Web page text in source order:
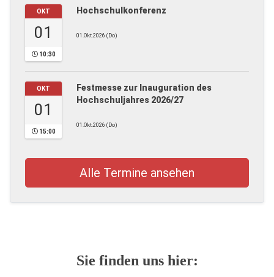
OKT
01
10:30
Hochschulkonferenz
01.Okt.2026 (Do)
OKT
01
15:00
Festmesse zur Inauguration des
Hochschuljahres 2026/27
01.Okt.2026 (Do)
Alle Termine ansehen
Sie finden uns hier: